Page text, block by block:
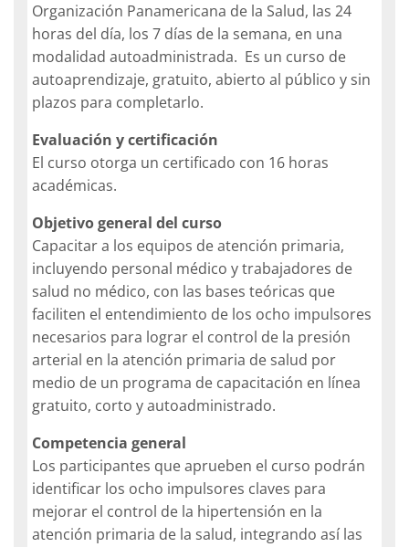
Organización Panamericana de la Salud, las 24
horas del día, los 7 días de la semana, en una
modalidad autoadministrada. Es un curso de
autoaprendizaje, gratuito, abierto al público y sin
plazos para completarlo.
Evaluación y certificación
El curso otorga un certificado con 16 horas
académicas.
Objetivo general del curso
Capacitar a los equipos de atención primaria,
incluyendo personal médico y trabajadores de
salud no médico, con las bases teóricas que
faciliten el entendimiento de los ocho impulsores
necesarios para lograr el control de la presión
arterial en la atención primaria de salud por
medio de un programa de capacitación en línea
gratuito, corto y autoadministrado.
Competencia general
Los participantes que aprueben el curso podrán
identificar los ocho impulsores claves para
mejorar el control de la hipertensión en la
atención primaria de la salud, integrando así las